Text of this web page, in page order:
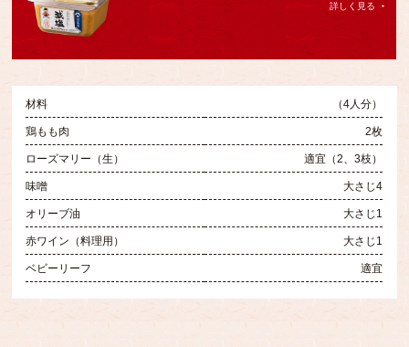
詳しく見る
材料 （4人分）
鶏もも肉 2枚
ローズマリー（生） 適宜（2、3枝）
味噌 大さじ4
オリーブ油 大さじ1
赤ワイン（料理用） 大さじ1
ベビーリーフ 適宜